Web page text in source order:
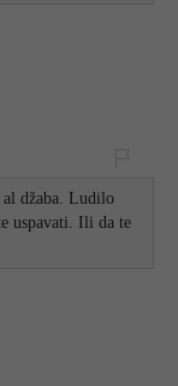
džaba. Ludilo
uspavati. Ili da te